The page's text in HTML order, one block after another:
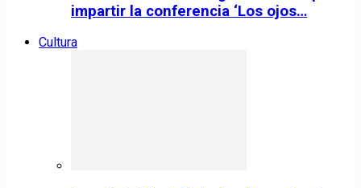
impartir la conferencia ‘Los ojos…
Cultura